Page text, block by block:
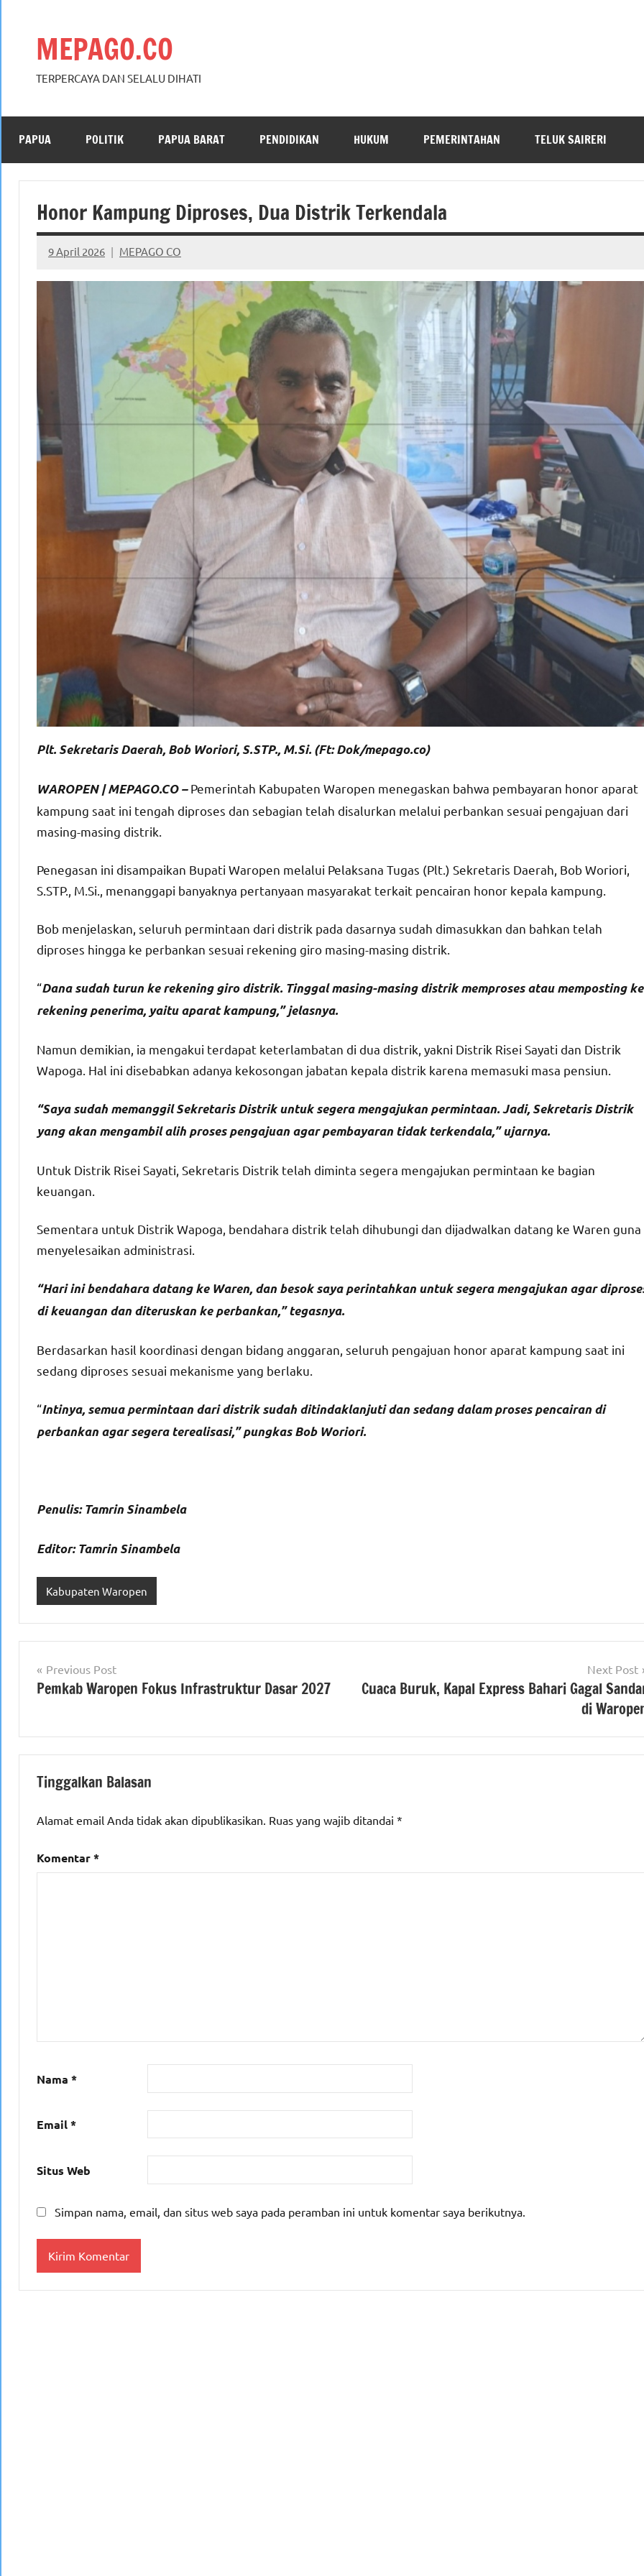
MEPAGO.CO
TERPERCAYA DAN SELALU DIHATI
PAPUA POLITIK PAPUA BARAT PENDIDIKAN HUKUM PEMERINTAHAN TELUK SAIRERI
Honor Kampung Diproses, Dua Distrik Terkendala
9 April 2026 MEPAGO CO
No
comments
Plt. Sekretaris Daerah, Bob Woriori, S.STP., M.Si. (Ft: Dok/mepago.co)
WAROPEN | MEPAGO.CO – Pemerintah Kabupaten Waropen menegaskan bahwa pembayaran honor aparat
kampung saat ini tengah diproses dan sebagian telah disalurkan melalui perbankan sesuai pengajuan dari
masing-masing distrik.
Penegasan ini disampaikan Bupati Waropen melalui Pelaksana Tugas (Plt.) Sekretaris Daerah, Bob Woriori,
S.STP., M.Si., menanggapi banyaknya pertanyaan masyarakat terkait pencairan honor kepala kampung.
Bob menjelaskan, seluruh permintaan dari distrik pada dasarnya sudah dimasukkan dan bahkan telah
diproses hingga ke perbankan sesuai rekening giro masing-masing distrik.
“Dana sudah turun ke rekening giro distrik. Tinggal masing-masing distrik memproses atau memposting ke
rekening penerima, yaitu aparat kampung,” jelasnya.
Namun demikian, ia mengakui terdapat keterlambatan di dua distrik, yakni Distrik Risei Sayati dan Distrik
Wapoga. Hal ini disebabkan adanya kekosongan jabatan kepala distrik karena memasuki masa pensiun.
“Saya sudah memanggil Sekretaris Distrik untuk segera mengajukan permintaan. Jadi, Sekretaris Distrik
yang akan mengambil alih proses pengajuan agar pembayaran tidak terkendala,” ujarnya.
Untuk Distrik Risei Sayati, Sekretaris Distrik telah diminta segera mengajukan permintaan ke bagian
keuangan.
Sementara untuk Distrik Wapoga, bendahara distrik telah dihubungi dan dijadwalkan datang ke Waren guna
menyelesaikan administrasi.
“Hari ini bendahara datang ke Waren, dan besok saya perintahkan untuk segera mengajukan agar
di keuangan dan diteruskan ke perbankan,” tegasnya.
Berdasarkan hasil koordinasi dengan bidang anggaran, seluruh pengajuan honor aparat kampung saat ini
sedang diproses sesuai mekanisme yang berlaku.
“Intinya, semua permintaan dari distrik sudah ditindaklanjuti dan sedang dalam proses pencairan di
perbankan agar segera terealisasi,” pungkas Bob Woriori.
Penulis: Tamrin Sinambela
Editor: Tamrin Sinambela
Kabupaten Waropen
Navigasi
pos
Previous Post
Pemkab Waropen Fokus Infrastruktur Dasar 2027
Next Post
Cuaca Buruk, Kapal Express Bahari Gagal
di
Tinggalkan Balasan
Alamat email Anda tidak akan dipublikasikan. Ruas yang wajib ditandai *
Komentar*
Nama *
Email*
Situs Web
Simpan nama, email, dan situs web saya pada peramban ini untuk komentar saya berikutnya.